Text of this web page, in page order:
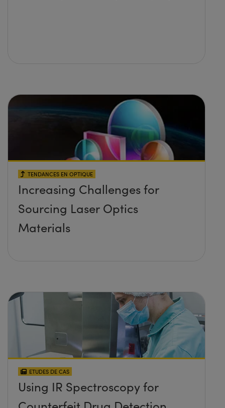
TENDANCES EN OPTIQUE
Increasing Challenges for
Sourcing Laser Optics
Materials
ETUDES DE CAS
Using IR Spectroscopy for